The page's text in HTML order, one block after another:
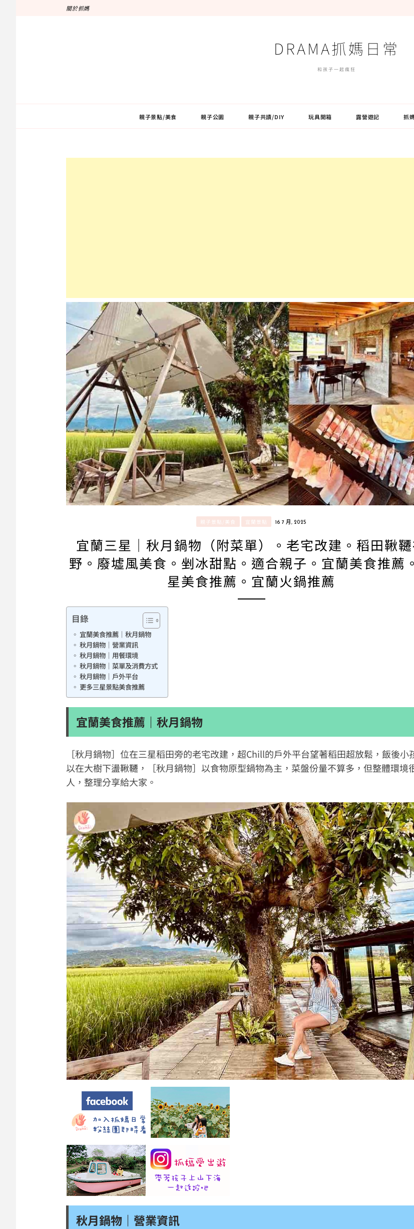
關於抓媽
DRAMA抓媽日常
和孩子一起瘋狂
親子景點/美食 親子公園 親子共讀/DIY 玩具開箱 露營遊記 抓
親子景點/美食 宜蘭景點 16 7 月, 2025
宜蘭三星｜秋月鍋物（附菜單）。老宅改建。稻田鞦
野。廢墟風美食。剉冰甜點。適合親子。宜蘭美食推薦
星美食推薦。宜蘭火鍋推薦
目錄
宜蘭美食推薦｜秋月鍋物
秋月鍋物｜營業資訊
秋月鍋物｜用餐環境
秋月鍋物｜菜單及消費方式
秋月鍋物｜戶外平台
更多三星景點美食推薦
宜蘭美食推薦｜秋月鍋物
［秋月鍋物］位在三星稻田旁的老宅改建，超Chill的戶外平台望著稻田超放鬆，飯後小
以在大樹下盪鞦韆，［秋月鍋物］以食物原型鍋物為主，菜盤份量不算多，但整體環境
人，整理分享給大家。
秋月鍋物｜營業資訊